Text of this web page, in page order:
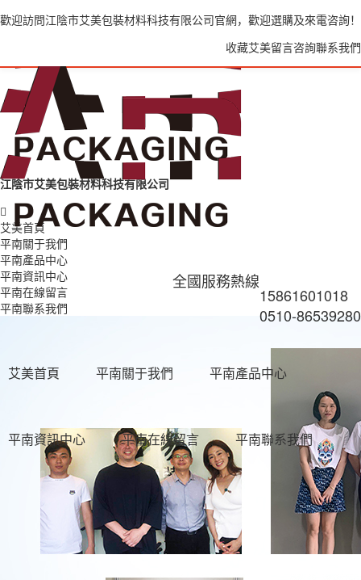
歡迎訪問江陰市艾美包裝材料科技有限公司官網，歡迎選購及來電咨詢！
收藏艾美留言咨詢聯系我們
全國服務熱線
15861601018
0510-86539280
艾美首頁 平南關于我們 平南產品中心
平南資訊中心 平南在線留言 平南聯系我們
江陰市艾美包裝材料科技有限公司
艾美首頁
平南關于我們
平南產品中心
平南資訊中心
平南在線留言
平南聯系我們